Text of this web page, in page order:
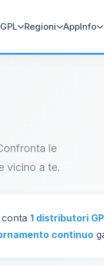
Regioni AppInfo
le
vicino a te.
1 distributori
continuo